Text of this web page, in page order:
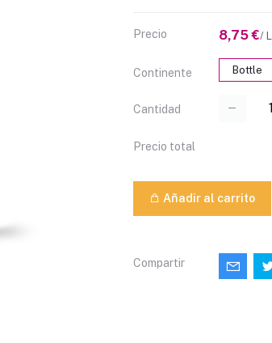
Precio 8,75 €/ L
Continente Bottle
Cantidad
Precio total
Añadir al carrito
Compartir